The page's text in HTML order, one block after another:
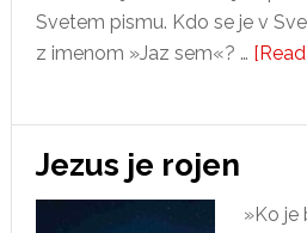
Svetem pismu. Kdo se je v
z imenom »Jaz sem«? …
Jezus je rojen
»Ko je